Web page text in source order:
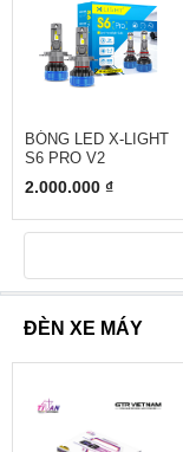
BÓNG LED X-LIGHT
S6 PRO V2
2.000.000 ₫
ĐÈN XE MÁY